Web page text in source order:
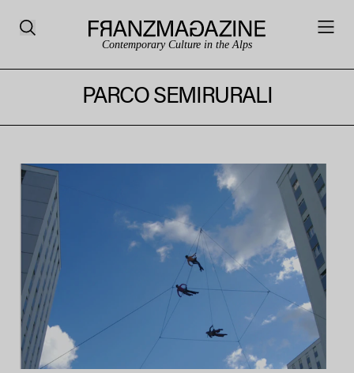
Contemporary Culture in the Alps
PARCO SEMIRURALI